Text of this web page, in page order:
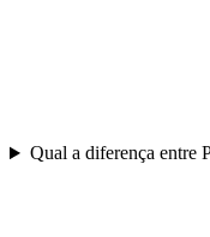
Qual a diferença entre